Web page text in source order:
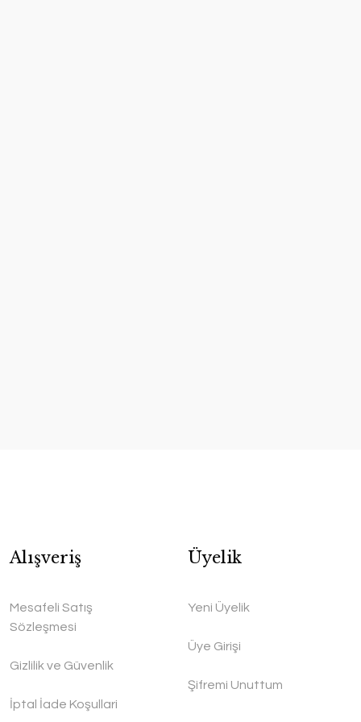
Alışveriş
Mesafeli Satış
Sözleşmesi
Gizlilik ve Güvenlik
İptal İade Koşullari
Üyelik
Yeni Üyelik
Üye Girişi
Şifremi Unuttum